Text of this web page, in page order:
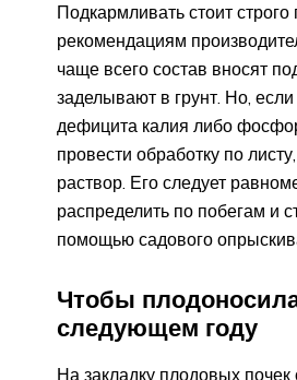
Подкармливать стоит строго
рекомендациям
чаще всего состав вносят
заделывают в грунт. Но, если
дефицита калия либо
провести обработку по
раствор. Его следует
распределить по побегам и
помощью садового
Чтобы
следующем году
На закладку плодовых почек